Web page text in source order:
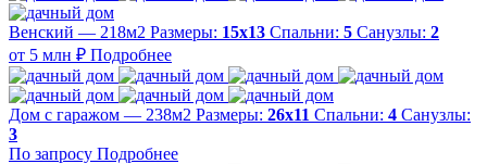
Венский — 218м2 Размеры: 15х13 Спальни: 5 Санузлы: 2
от 5 млн ₽ Подробнее
Дом с гаражом — 238м2 Размеры: 26х11 Спальни: 4 Санузлы:
3
По запросу Подробнее